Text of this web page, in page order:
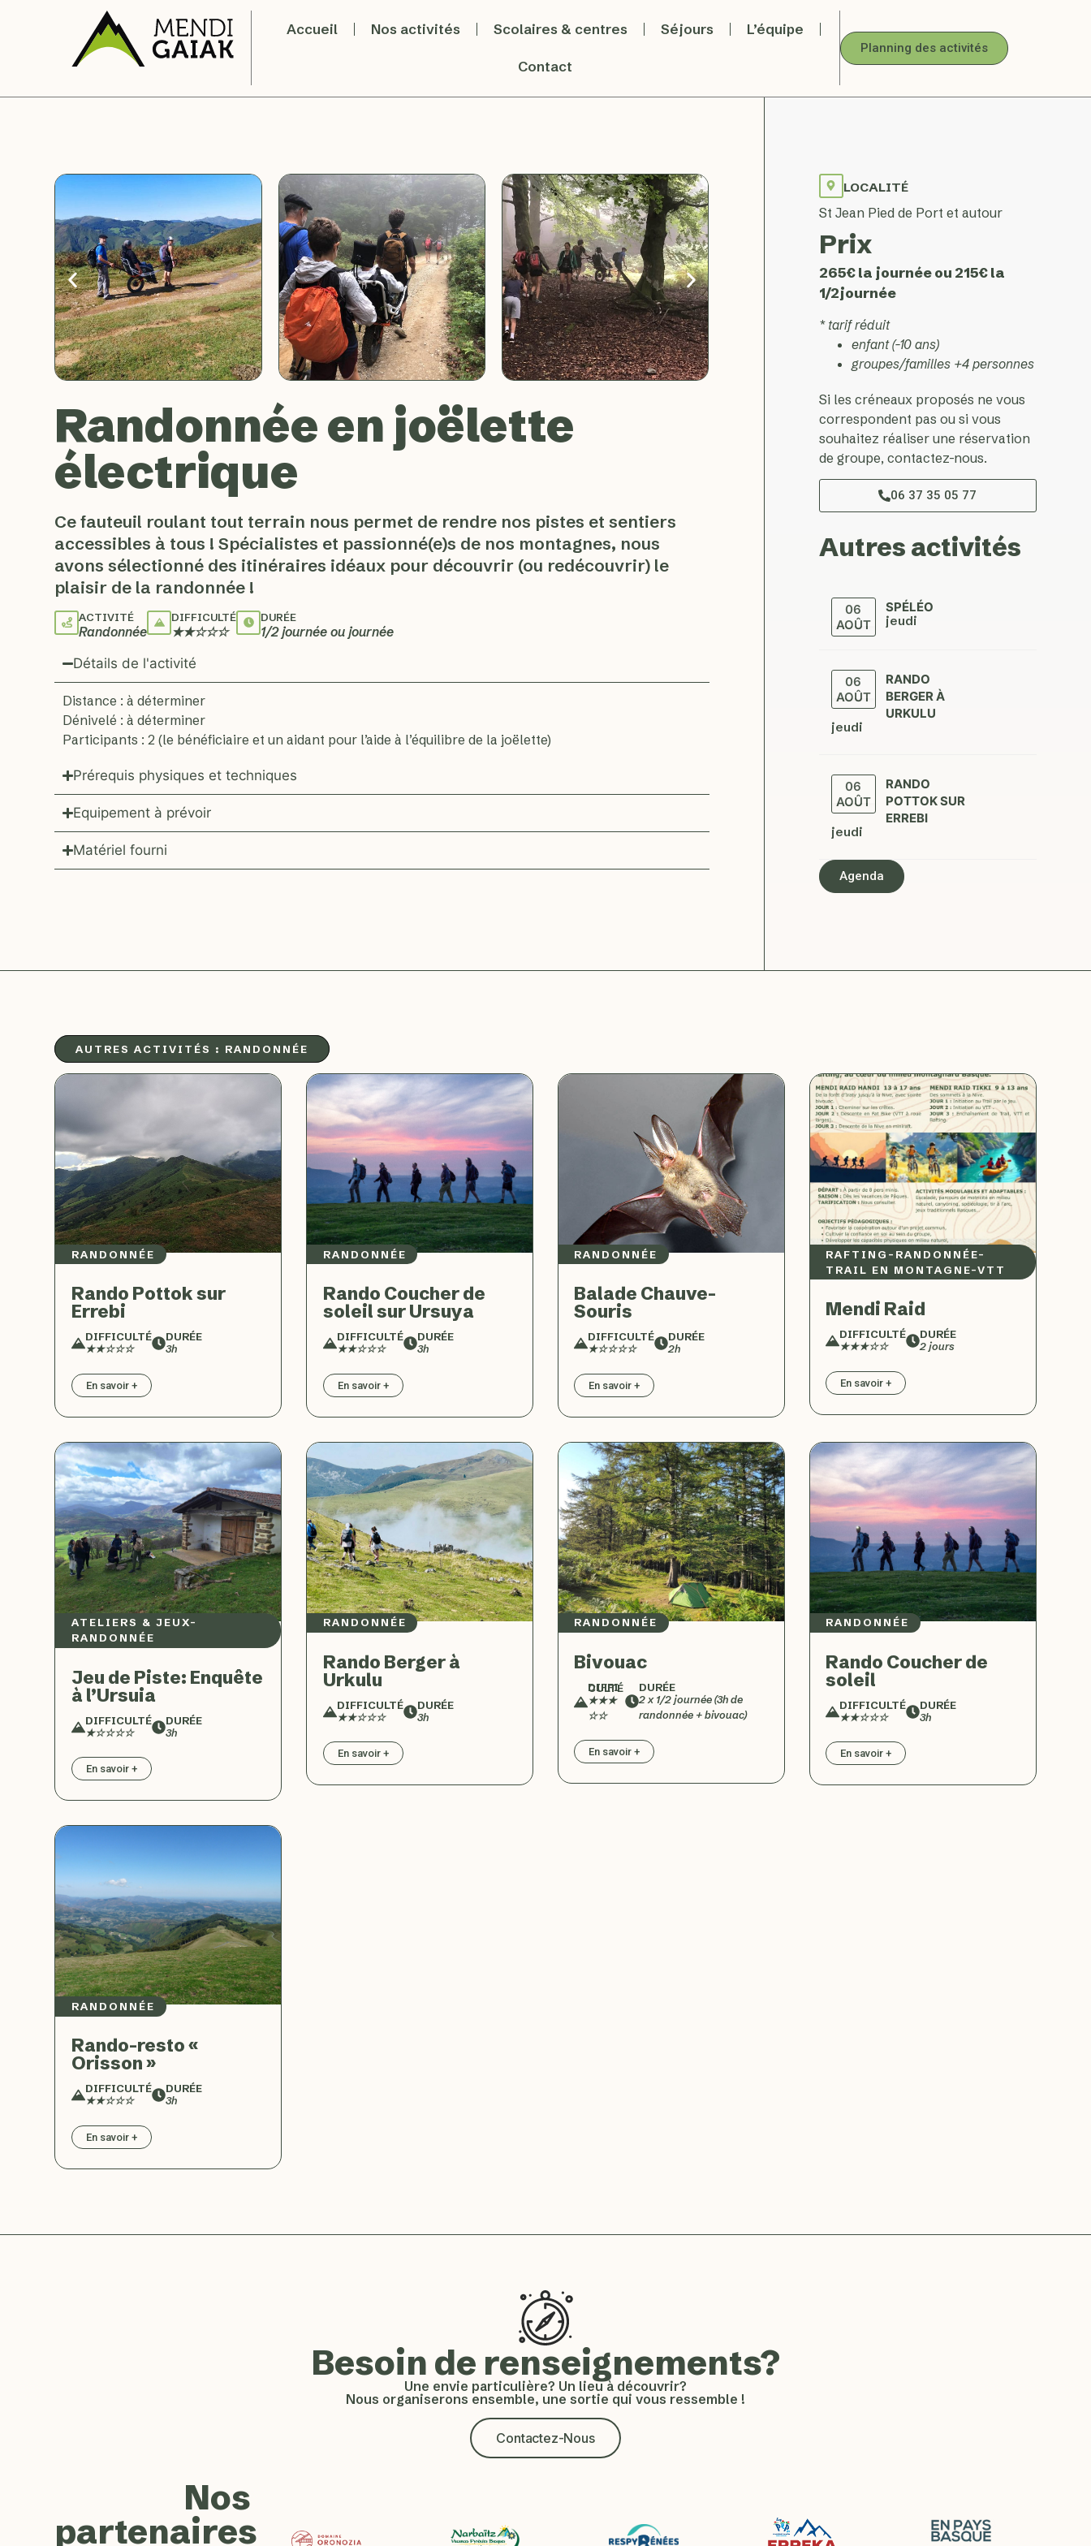
Accueil Nos activités Scolaires & centres Séjours L’équipe
Contact
Planning des activités
Randonnée en joëlette
électrique
Ce fauteuil roulant tout terrain nous permet de rendre nos pistes et sentiers
accessibles à tous ! Spécialistes et passionné(e)s de nos montagnes, nous
avons sélectionné des itinéraires idéaux pour découvrir (ou redécouvrir) le
plaisir de la randonnée !
ACTIVITÉ
Randonnée
DIFFICULTÉ
★★☆☆☆
DURÉE
1/2 journée ou journée
Détails de l'activité
Distance : à déterminer
Dénivelé : à déterminer
Participants : 2 (le bénéficiaire et un aidant pour l’aide à l’équilibre de la joëlette)
Prérequis physiques et techniques
Equipement à prévoir
Matériel fourni
LOCALITÉ
St Jean Pied de Port et autour
Prix
265€ la journée ou 215€ la
1/2journée
* tarif réduit
enfant (-10 ans)
groupes/familles +4 personnes
Si les créneaux proposés ne vous
correspondent pas ou si vous
souhaitez réaliser une réservation
de groupe, contactez-nous.
06 37 35 05 77
Autres activités
06
AOÛT
SPÉLÉO
jeudi
06
AOÛT
RANDO
BERGER À
URKULU
jeudi
06
AOÛT
RANDO
POTTOK SUR
ERREBI
jeudi
Agenda
AUTRES ACTIVITÉS : RANDONNÉE
RANDONNÉE
Rando Pottok sur
Errebi
DIFFICULTÉ
★★☆☆☆
DURÉE
3h
En savoir +
RANDONNÉE
Rando Coucher de
soleil sur Ursuya
DIFFICULTÉ
★★☆☆☆
DURÉE
3h
En savoir +
RANDONNÉE
Balade Chauve-
Souris
DIFFICULTÉ
★☆☆☆☆
DURÉE
2h
En savoir +
RAFTING – RANDONNÉE–
TRAIL EN MONTAGNE–VTT
Mendi Raid
DIFFICULTÉ
★★★☆☆
DURÉE
2 jours
En savoir +
ATELIERS & JEUX–
RANDONNÉE
Jeu de Piste: Enquête
à l’Ursuia
DIFFICULTÉ
★☆☆☆☆
DURÉE
3h
En savoir +
RANDONNÉE
Rando Berger à
Urkulu
DIFFICULTÉ
★★☆☆☆
DURÉE
3h
En savoir +
RANDONNÉE
Bivouac
DIFFICULTÉ
★★★
☆☆
DURÉE
2 x 1/2 journée (3h de
randonnée + bivouac)
En savoir +
RANDONNÉE
Rando Coucher de
soleil
DIFFICULTÉ
★★☆☆☆
DURÉE
3h
En savoir +
RANDONNÉE
Rando-resto «
Orisson »
DIFFICULTÉ
★★☆☆☆
DURÉE
3h
En savoir +
Besoin de renseignements?
Une envie particulière? Un lieu à découvrir?
Nous organiserons ensemble, une sortie qui vous ressemble !
Contactez-Nous
Nos
partenaires